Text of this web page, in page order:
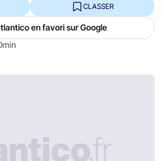
CLASSER
en favori sur Google